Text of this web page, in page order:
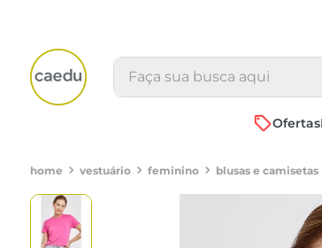
Faça sua busca aqui
Ofertas
vestuário feminino blusas e camisetas